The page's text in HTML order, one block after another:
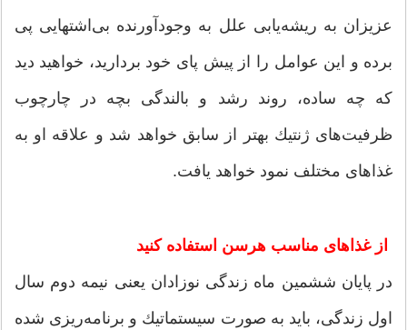
عزیزان به ریشه‌یابی علل به وجودآورنده بی‌اشتهایی پی
برده و این عوامل را از پیش پای خود بردارید، خواهید دید
كه چه ساده، روند رشد و بالندگی بچه در چارچوب
ظرفیت‌های ژنتیك بهتر از سابق خواهد شد و علاقه او به
غذاهای مختلف نمود خواهد یافت.
از غذاهای مناسب هرسن استفاده کنید
در پایان ششمین ماه زندگی نوزادان یعنی نیمه دوم سال
اول زندگی، باید به صورت سیستماتیك و برنامه‌ریزی شده